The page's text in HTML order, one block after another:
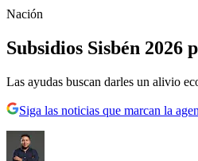
Nación
Subsidios Sisbén
Las ayudas buscan darles un alivio
Siga las noticias que marcan la